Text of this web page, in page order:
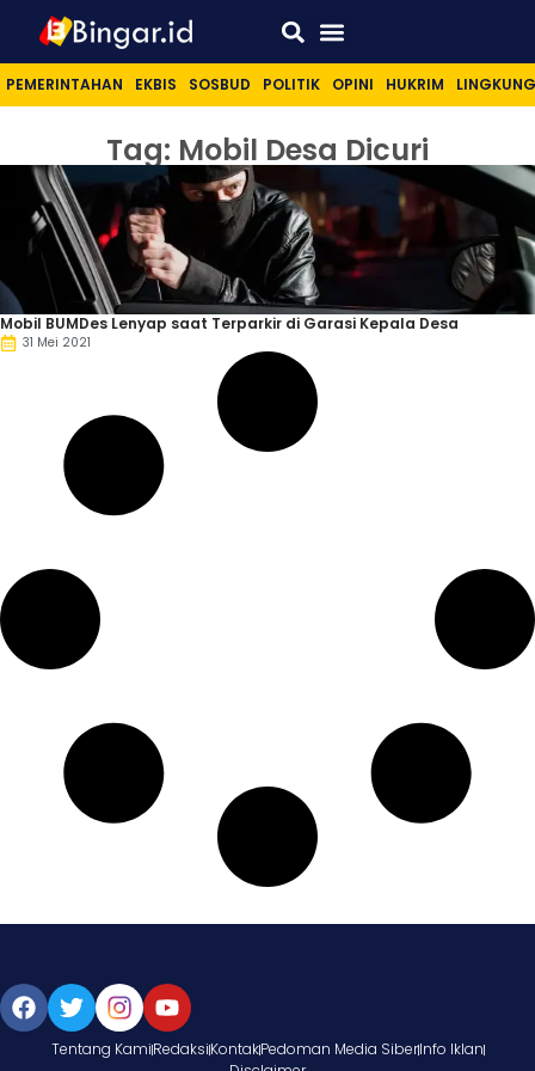
PEMERINTAHAN EKBIS SOSBUD POLITIK OPINI HUKRIM
Tag: Mobil Desa Dicuri
Mobil BUMDes Lenyap saat Terparkir di Garasi Kepala Desa
31 Mei 2021
Tentang KamiRedaksiKontakPedoman Media SiberInfo Iklan